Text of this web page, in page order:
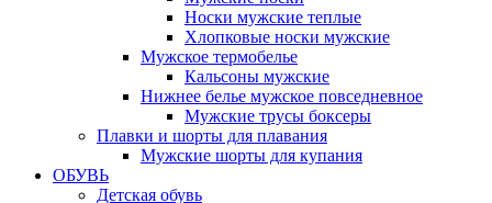
Носки мужские теплые
Хлопковые носки мужские
Мужское термобелье
Кальсоны мужские
Нижнее белье мужское повседневное
Мужские трусы боксеры
Плавки и шорты для плавания
Мужские шорты для купания
ОБУВЬ
Детская обувь